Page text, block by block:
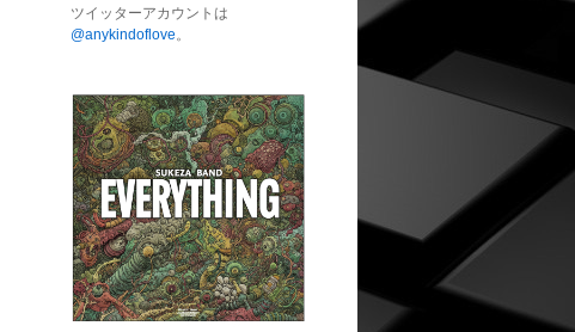
ツイッターアカウントは
@anykindoflove。